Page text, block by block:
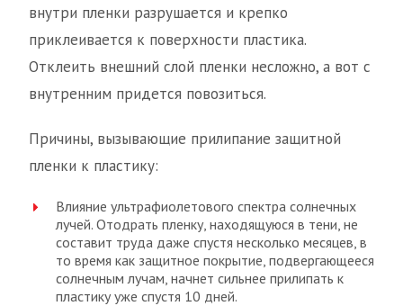
внутри пленки разрушается и крепко
приклеивается к поверхности пластика.
Отклеить внешний слой пленки несложно, а вот с
внутренним придется повозиться.
Причины, вызывающие прилипание защитной
пленки к пластику:
Влияние ультрафиолетового спектра солнечных
лучей. Отодрать пленку, находящуюся в тени, не
составит труда даже спустя несколько месяцев, в
то время как защитное покрытие, подвергающееся
солнечным лучам, начнет сильнее прилипать к
пластику уже спустя 10 дней.